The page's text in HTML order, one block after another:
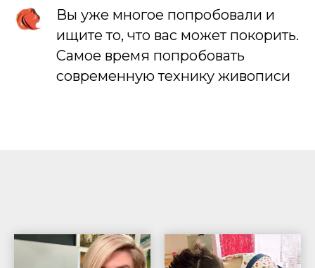
Вы уже многое попробовали и
ищите то, что вас может покорить.
Самое время попробовать
современную технику живописи